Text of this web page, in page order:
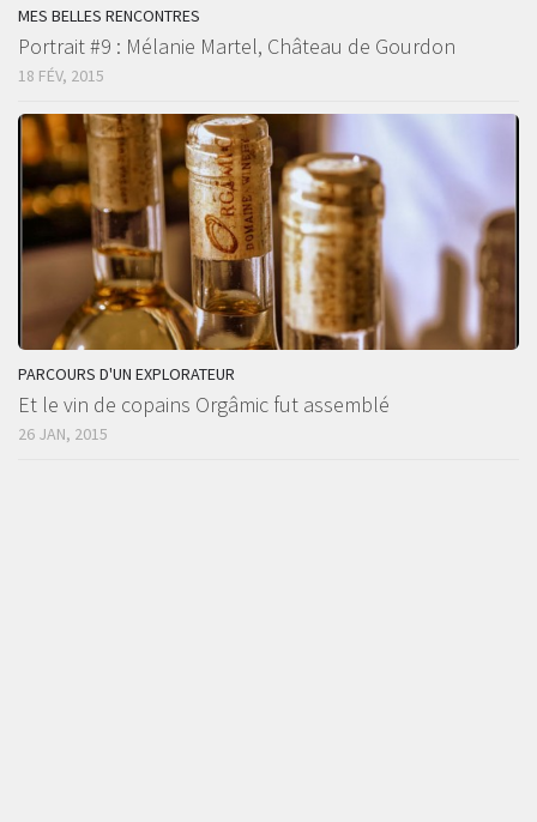
MES BELLES RENCONTRES
Portrait #9 : Mélanie Martel, Château de Gourdon
18 FÉV, 2015
PARCOURS D'UN EXPLORATEUR
Et le vin de copains Orgâmic fut assemblé
26 JAN, 2015